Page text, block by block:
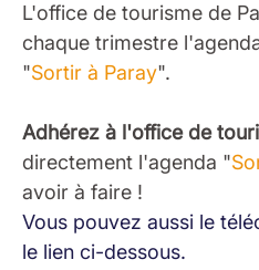
L'office de tourisme de
chaque trimestre
"Sortir à Paray".
Adhérez à l'office de
directement l'agenda "
avoir à faire !
Vous pouvez aussi le
le lien ci-dessous.